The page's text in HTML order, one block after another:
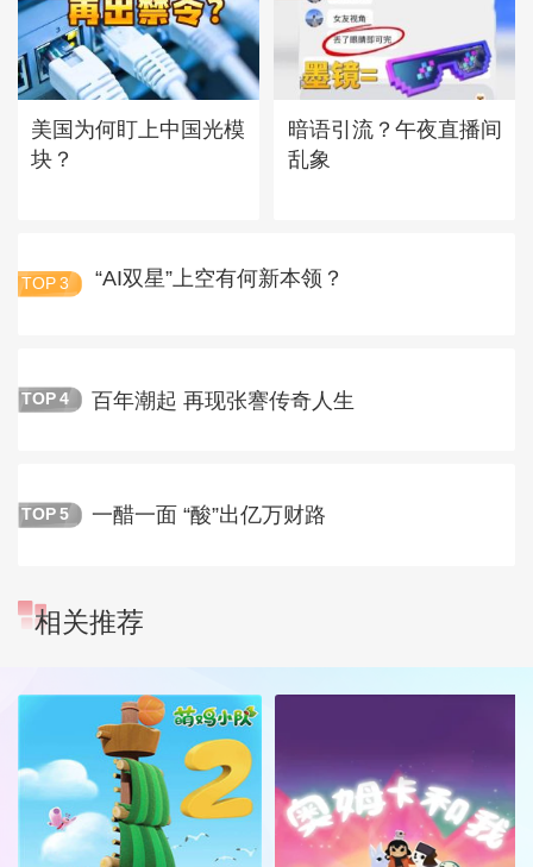
美国为何盯上中国光模
块？
暗语引流？午夜直播间
乱象
TOP 3 “AI双星”上空有何新本领？
TOP 4 百年潮起 再现张謇传奇人生
TOP 5 一醋一面 “酸”出亿万财路
相关推荐